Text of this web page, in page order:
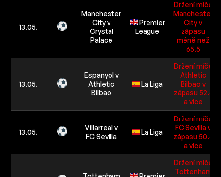
13.05.
Manchester
City v
Crystal
Palace
Premier
League
Držení míče
Manchester
City v
zápasu
méně než
65.5
13.05.
Espanyol v
Athletic
Bilbao
La Liga
Držení míče
Athletic
Bilbao v
zápasu 52.6
a více
13.05.
Villarreal v
FC Sevilla
La Liga
Držení míče
FC Sevilla v
zápasu 50.6
a více
Držení míče
Tottenham